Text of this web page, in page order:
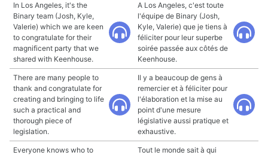
In Los Angeles, it's the
Binary team (Josh, Kyle,
Valerie) which we are keen
to congratulate for their
magnificent party that we
shared with Keenhouse.
A Los Angeles, c'est toute
l'équipe de Binary (Josh,
Kyle, Valerie) que je tiens à
féliciter pour leur superbe
soirée passée aux côtés de
Keenhouse.
There are many people to
thank and congratulate for
creating and bringing to life
such a practical and
thorough piece of
legislation.
Il y a beaucoup de gens à
remercier et à féliciter pour
l'élaboration et la mise au
point d'une mesure
législative aussi pratique et
exhaustive.
Everyone knows who to
Tout le monde sait à qui